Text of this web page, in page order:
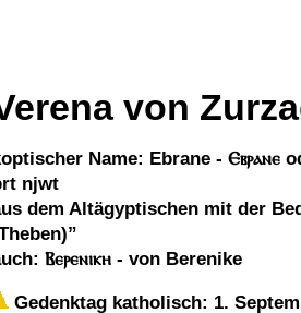
von
Name: Ebrane -
njwt
dem Altägyptischen mit der
Ⲃⲉⲣⲉⲛⲓⲕⲏ - von Berenike
Gedenktag katholisch: 1.